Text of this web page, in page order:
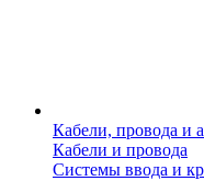
Кабели, провода и
Кабели и провода
Системы ввода и